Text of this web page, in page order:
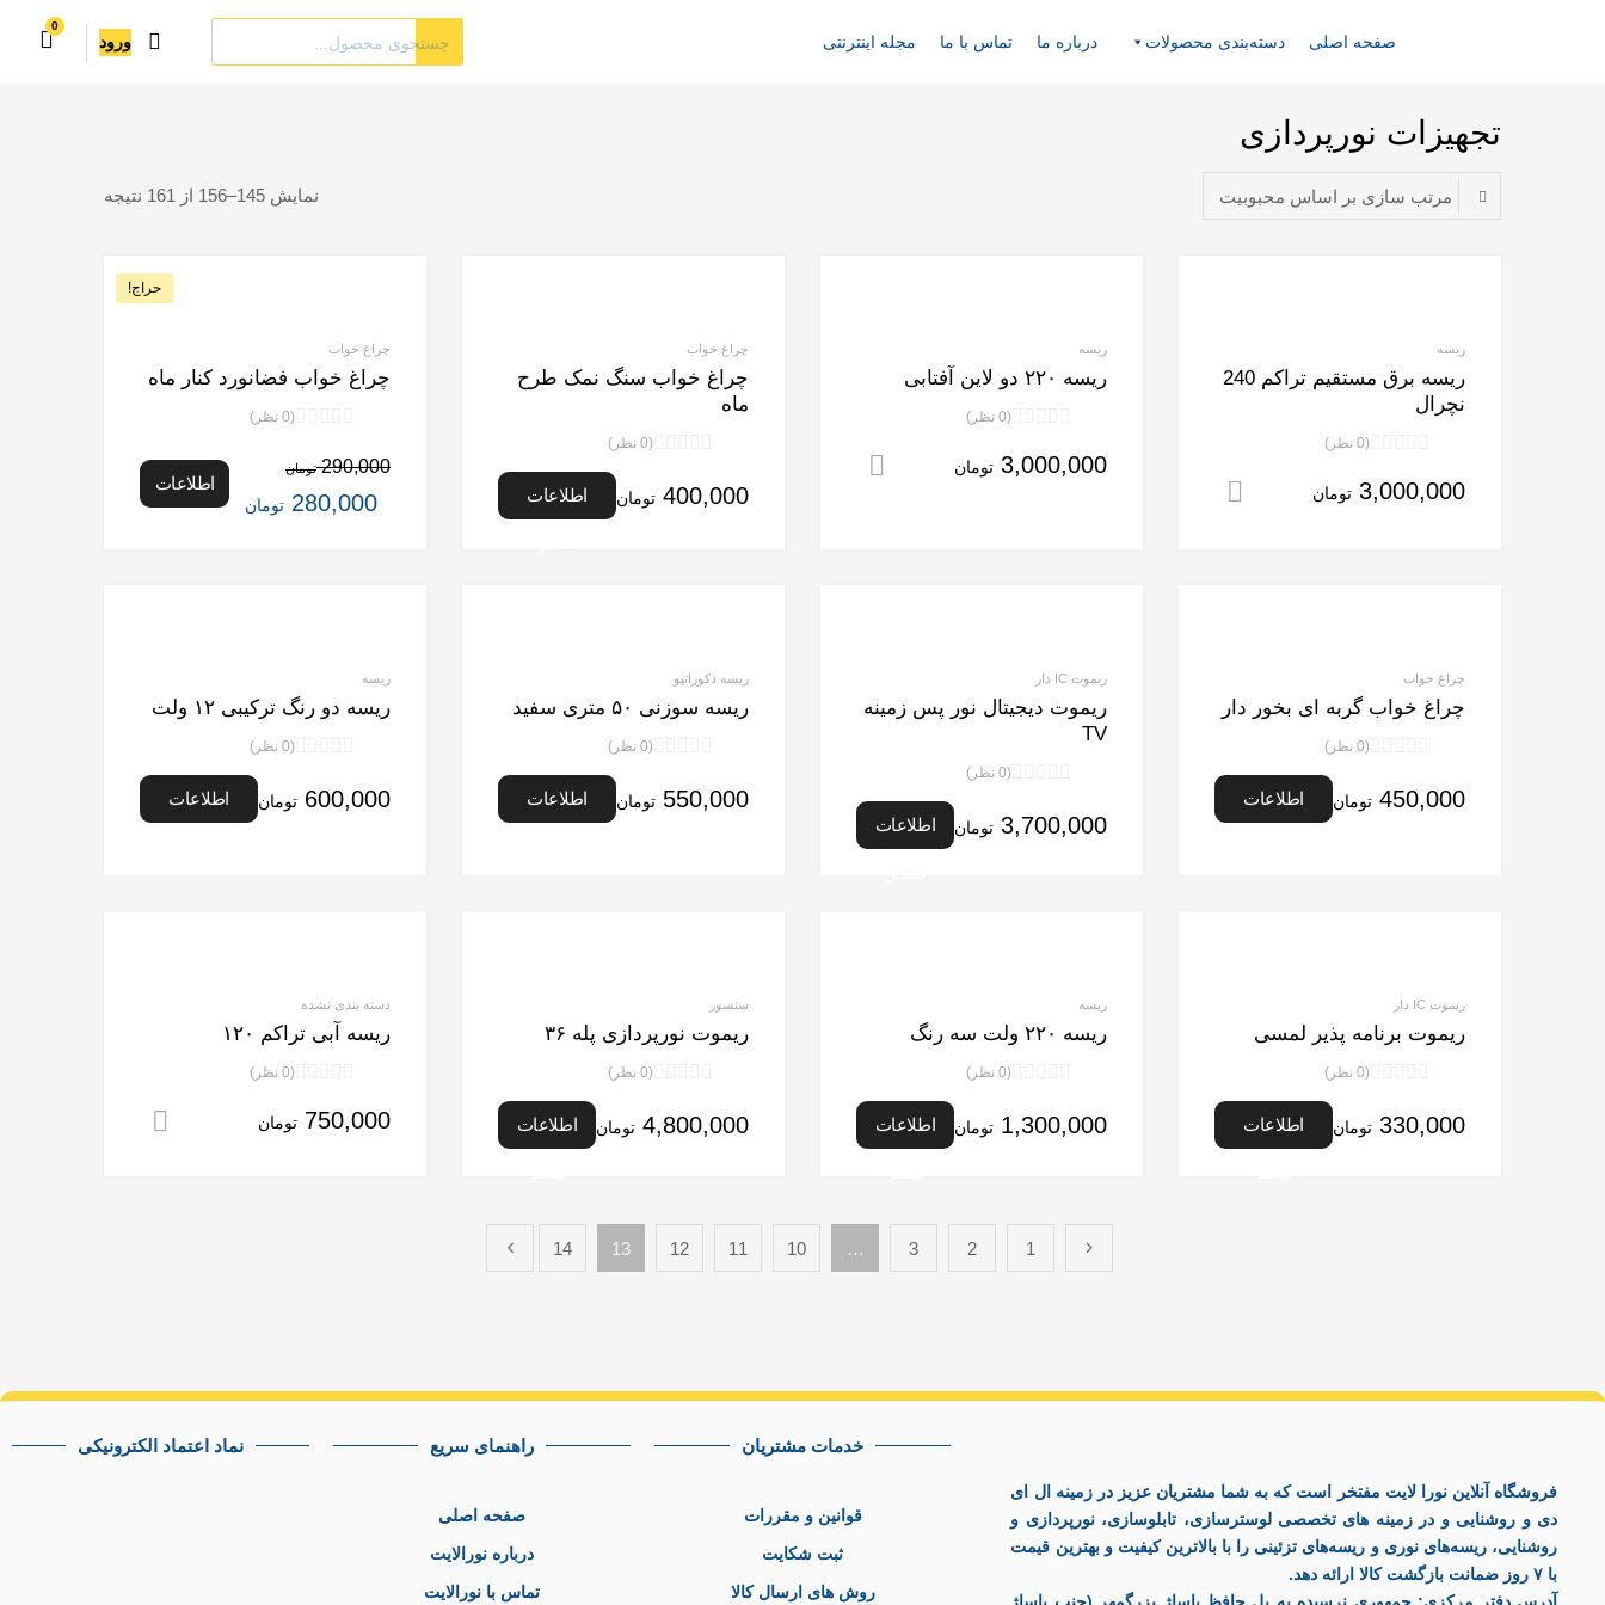
صفحه اصلی دسته‌بندی محصولات درباره ما تماس با ما مجله اینترنتی ورود
تجهیزات نورپردازی
نمایش 145–156 از 161 نتیجه
ریسه
ریسه برق مستقیم تراکم 240
نچرال
0
(0 نظر)
3,000,000 تومان
ریسه
ریسه ۲۲۰ دو لاین آفتابی
0
(0 نظر)
3,000,000 تومان
چراغ خواب
چراغ خواب سنگ نمک طرح
ماه
از
(0 نظر)
400,000 تومان اطلاعات
حراج!
چراغ خواب
چراغ خواب فضانورد کنار ماه
0
5
(0 نظر)
290,000 تومان
280,000 تومان
اطلاعات
چراغ خواب
چراغ خواب گربه ای بخور دار
از
(0 نظر)
450,000 تومان اطلاعات
ریموت IC دار
ریموت دیجیتال نور پس زمینه
TV
0
(0 نظر)
3,700,000 تومان اطلاعات
ریسه دکوراتیو
ریسه سوزنی ۵۰ متری سفید
از
(0 نظر)
550,000 تومان اطلاعات
ریسه
ریسه دو رنگ ترکیبی ۱۲ ولت
از
(0 نظر)
600,000 تومان اطلاعات
ریموت IC دار
ریموت برنامه پذیر لمسی
از
(0 نظر)
330,000 تومان اطلاعات
ریسه
ریسه ۲۲۰ ولت سه رنگ
0
(0 نظر)
1,300,000 تومان اطلاعات
سنسور
ریموت نورپردازی پله ۳۶
0
(0 نظر)
4,800,000 تومان اطلاعات
دسته بندی نشده
ریسه آبی تراکم ۱۲۰
0
(0 نظر)
750,000 تومان
1
2
3
…
10
11
12
13
14
فروشگاه آنلاین نورا لایت مفتخر است که به شما مشتریان عزیز در زمینه ال ای
دی و روشنایی و در زمینه های تخصصی لوسترسازی، تابلوسازی، نورپردازی و
روشنایی، ریسه‌های نوری و ریسه‌های تزئینی را با بالاترین کیفیت و بهترین قیمت
با ۷ روز ضمانت بازگشت کالا ارائه دهد.
خدمات مشتریان
قوانین و مقررات
ثبت شکایت
روش های ارسال کالا
راهنمای سریع
صفحه اصلی
درباره نورالایت
تماس با نورالایت
نماد اعتماد الکترونیکی